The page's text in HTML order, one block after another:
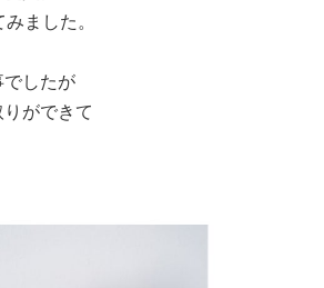
ました。
でしたが
ができて